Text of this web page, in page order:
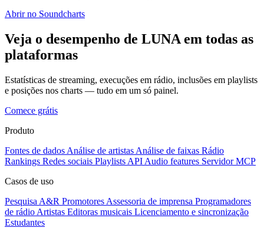
Abrir no Soundcharts
Veja o desempenho de LUNA em todas as
plataformas
Estatísticas de streaming, execuções em rádio, inclusões em playlists
e posições nos charts — tudo em um só painel.
Comece grátis
Produto
Fontes de dados Análise de artistas Análise de faixas Rádio
Rankings Redes sociais Playlists API Audio features Servidor MCP
Casos de uso
Pesquisa A&R Promotores Assessoria de imprensa Programadores
de rádio Artistas Editoras musicais Licenciamento e sincronização
Estudantes